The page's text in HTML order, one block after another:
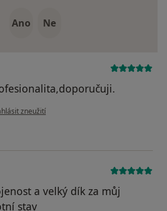
Ano Ne
názoru uživatele Pacient
zneužití
a velký dík za můj
stav